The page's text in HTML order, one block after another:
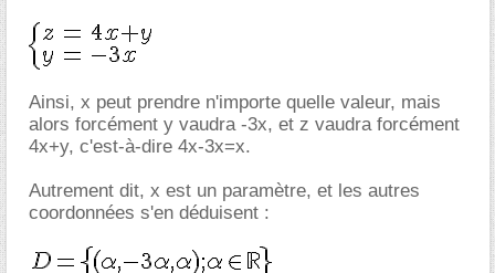
Ainsi, x peut prendre n'importe quelle valeur, mais
alors forcément y vaudra -3x, et z vaudra forcément
4x+y, c'est-à-dire 4x-3x=x.
Autrement dit, x est un paramètre, et les autres
coordonnées s'en déduisent :